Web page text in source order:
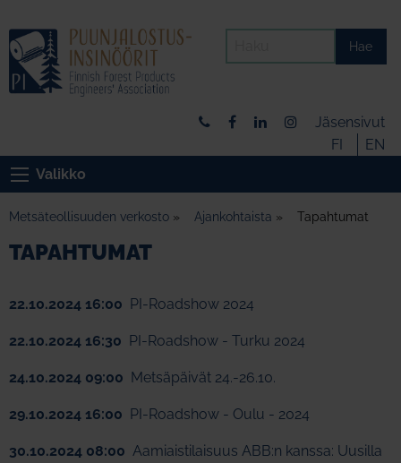
Hae
Jäsensivut
FI
EN
Valikko
Metsäteollisuuden verkosto » Ajankohtaista » Tapahtumat
TAPAHTUMAT
22.10.2024 16:00 PI-Roadshow 2024
22.10.2024 16:30 PI-Roadshow - Turku 2024
24.10.2024 09:00 Metsäpäivät 24.-26.10.
29.10.2024 16:00 PI-Roadshow - Oulu - 2024
30.10.2024 08:00 Aamiaistilaisuus ABB:n kanssa: Uusilla